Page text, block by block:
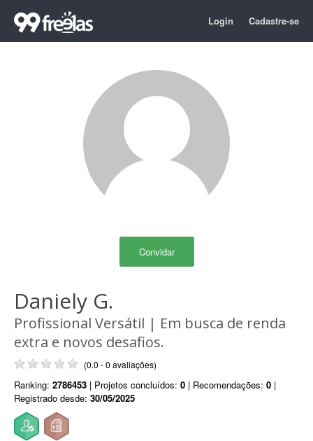
Login Cadastre-se
Convidar
Daniely G.
Profissional Versátil | Em busca de renda
extra e novos desafios.
(0.0 - 0 avaliações)
Ranking: 2786453 | Projetos concluídos: 0 | Recomendações: 0 |
Registrado desde: 30/05/2025